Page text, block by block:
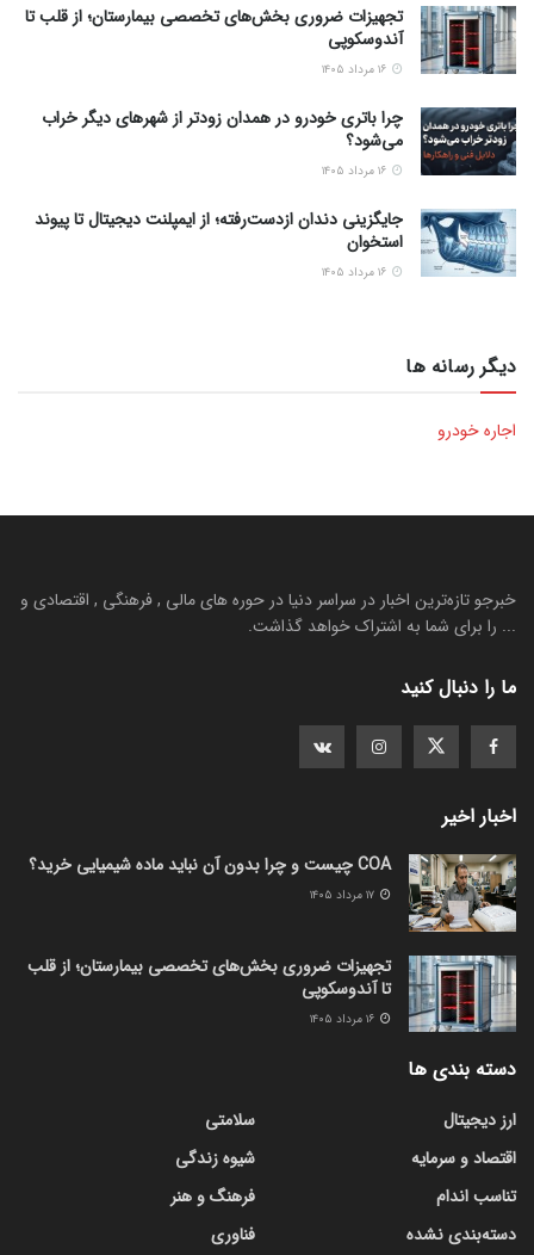
تجهیزات ضروری بخش‌های تخصصی بیمارستان؛ از قلب تا
آندوسکوپی
چرا باتری خودرو در همدان زودتر از شهرهای دیگر خراب
می‌شود؟
جایگزینی دندان ازدست‌رفته؛ از ایمپلنت دیجیتال تا پیوند
استخوان
دیگر رسانه ها
اجاره خودرو
خبرجو تازه‌ترین اخبار در سراسر دنیا در حوره های مالی , فرهنگی , اقتصادی و
... را برای شما به اشتراک خواهد گذاشت.
ما را دنبال کنید
اخبار اخیر
COA چیست و چرا بدون آن نباید ماده شیمیایی خرید؟
تجهیزات ضروری بخش‌های تخصصی بیمارستان؛ از قلب
تا آندوسکوپی
دسته بندی ها
ارز دیجیتال
اقتصاد و سرمایه
تناسب اندام
دسته‌بندی نشده
سلامتی
شیوه زندگی
فرهنگ و هنر
فناوری